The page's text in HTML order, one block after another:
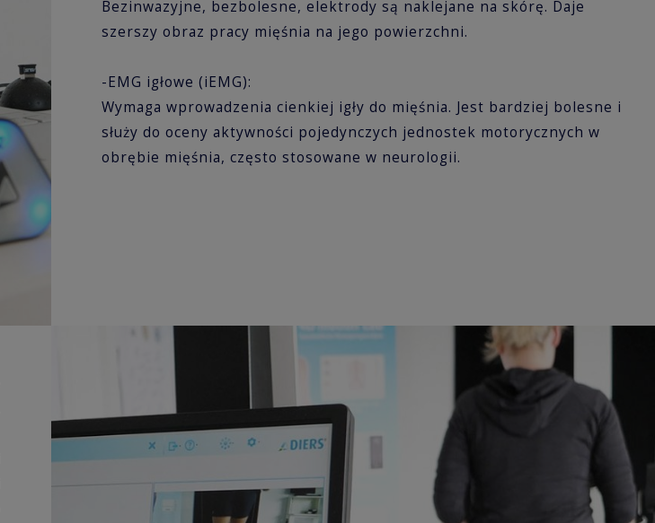
Bezinwazyjne, bezbolesne, elektrody są naklejane na skórę. Daje
szerszy obraz pracy mięśnia na jego powierzchni.
-EMG igłowe (iEMG):
Wymaga wprowadzenia cienkiej igły do mięśnia. Jest bardziej bolesne i
służy do oceny aktywności pojedynczych jednostek motorycznych w
obrębie mięśnia, często stosowane w neurologii.